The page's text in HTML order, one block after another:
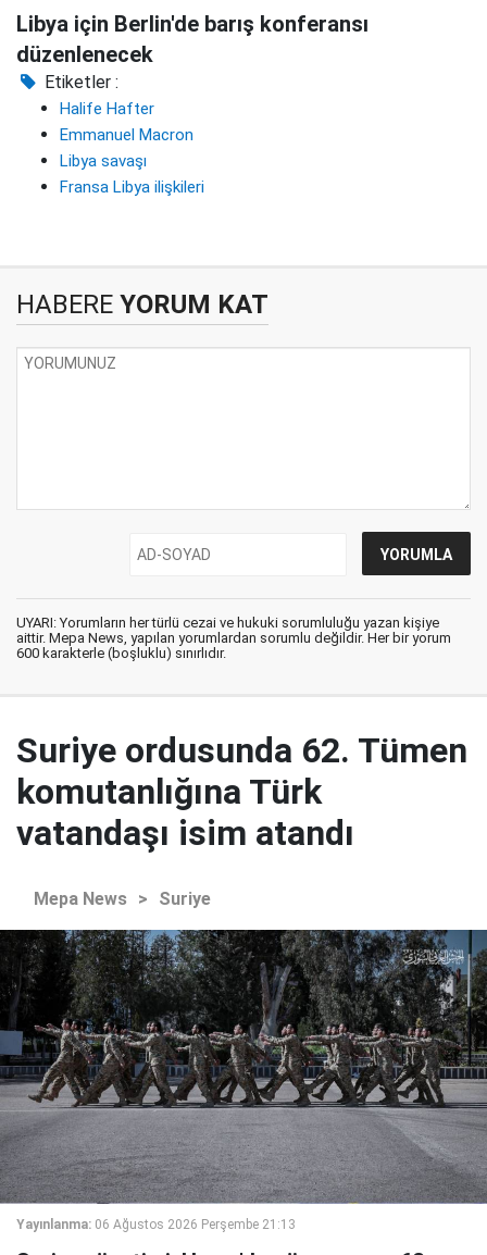
Libya için Berlin'de barış konferansı
düzenlenecek
Etiketler :
Halife Hafter
Emmanuel Macron
Libya savaşı
Fransa Libya ilişkileri
HABERE YORUM KAT
UYARI: Yorumların her türlü cezai ve hukuki sorumluluğu yazan kişiye
aittir. Mepa News, yapılan yorumlardan sorumlu değildir. Her bir yorum
600 karakterle (boşluklu) sınırlıdır.
Suriye ordusunda 62. Tümen
komutanlığına Türk
vatandaşı isim atandı
Mepa News > Suriye
Yayınlanma: 06 Ağustos 2026 Perşembe 21:13